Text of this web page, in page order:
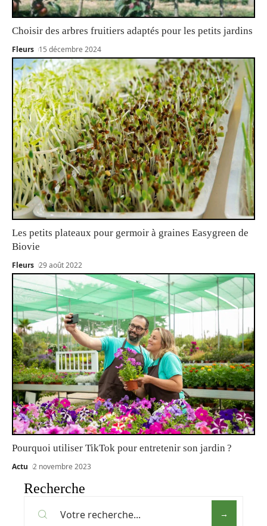
Choisir des arbres fruitiers adaptés pour les petits jardins
Fleurs 15 décembre 2024
Les petits plateaux pour germoir à graines Easygreen de
Biovie
Fleurs 29 août 2022
Pourquoi utiliser TikTok pour entretenir son jardin ?
Actu 2 novembre 2023
Recherche